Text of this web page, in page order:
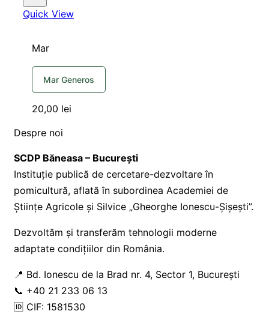
Quick View
Mar
Mar Generos
20,00 lei
Despre noi
SCDP Băneasa – București
Instituție publică de cercetare-dezvoltare în
pomicultură, aflată în subordinea Academiei de
Științe Agricole și Silvice „Gheorghe Ionescu-Șișești”.
Dezvoltăm și transferăm tehnologii moderne
adaptate condițiilor din România.
📍 Bd. Ionescu de la Brad nr. 4, Sector 1, București
📞 +40 21 233 06 13
🆔 CIF: 1581530